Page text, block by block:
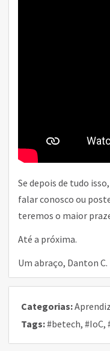
Se depois de tudo
falar conosco ou
teremos o maior
Até a próxima.
Um abraço, Danton
Categorias:
Tags:#betech, #IoC,